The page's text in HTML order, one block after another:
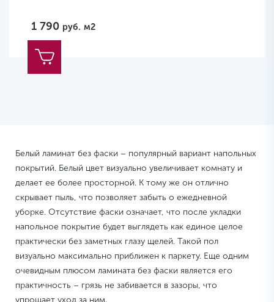
1 790 руб. м2
Белый ламинат без фаски – популярный вариант напольных
покрытий. Белый цвет визуально увеличивает комнату и
делает ее более просторной. К тому же он отлично
скрывает пыль, что позволяет забыть о ежедневной
уборке. Отсутствие фаски означает, что после укладки
напольное покрытие будет выглядеть как единое целое
практически без заметных глазу щелей. Такой пол
визуально максимально приближен к паркету. Еще одним
очевидным плюсом ламината без фаски является его
практичность – грязь не забивается в зазоры, что
упрощает уход за ним.